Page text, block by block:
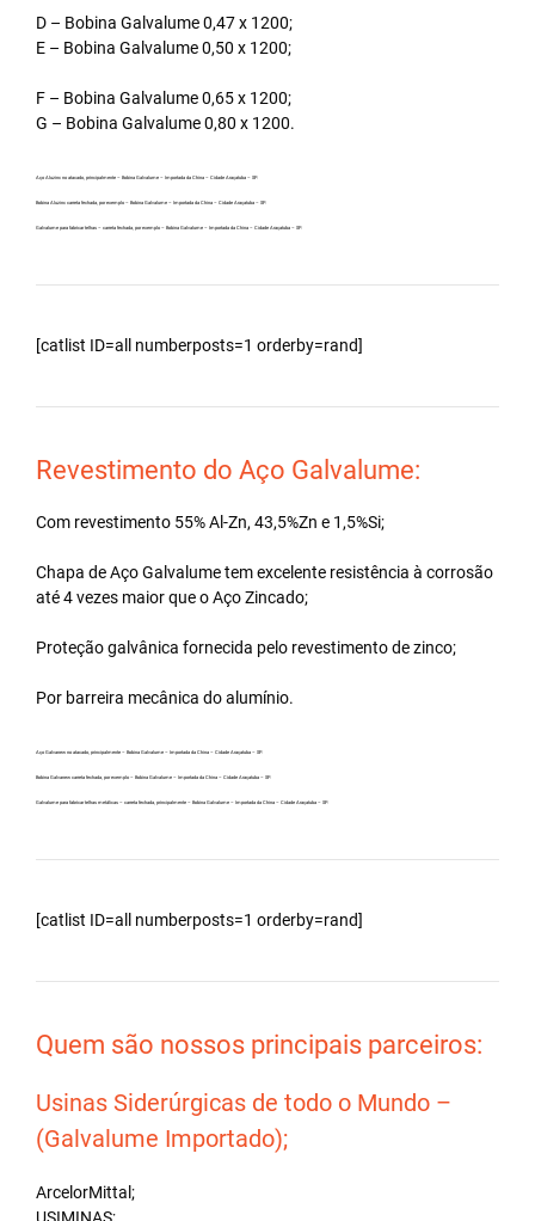
D – Bobina Galvalume 0,47 x 1200;
E – Bobina Galvalume 0,50 x 1200;
F – Bobina Galvalume 0,65 x 1200;
G – Bobina Galvalume 0,80 x 1200.
Aço Aluzinc no atacado, principalmente – Bobina Galvalume – Importada da China – Cidade Araçatuba – SP.
Bobina Aluzinc carreta fechada, por exemplo – Bobina Galvalume – Importada da China – Cidade Araçatuba – SP.
Galvalume para fabricar telhas – carreta fechada, por exemplo – Bobina Galvalume – Importada da China – Cidade Araçatuba – SP.
[catlist ID=all numberposts=1 orderby=rand]
Revestimento do Aço Galvalume:
Com revestimento 55% Al-Zn, 43,5%Zn e 1,5%Si;
Chapa de Aço Galvalume tem excelente resistência à corrosão
até 4 vezes maior que o Aço Zincado;
Proteção galvânica fornecida pelo revestimento de zinco;
Por barreira mecânica do alumínio.
Aço Galvanew no atacado, principalmente – Bobina Galvalume – Importada da China – Cidade Araçatuba – SP.
Bobina Galvanew carreta fechada, por exemplo – Bobina Galvalume – Importada da China – Cidade Araçatuba – SP.
Galvalume para fabricar telhas metálicas – carreta fechada, principalmente – Bobina Galvalume – Importada da China – Cidade Araçatuba – SP.
[catlist ID=all numberposts=1 orderby=rand]
Quem são nossos principais parceiros:
Usinas Siderúrgicas de todo o Mundo –
(Galvalume Importado);
ArcelorMittal;